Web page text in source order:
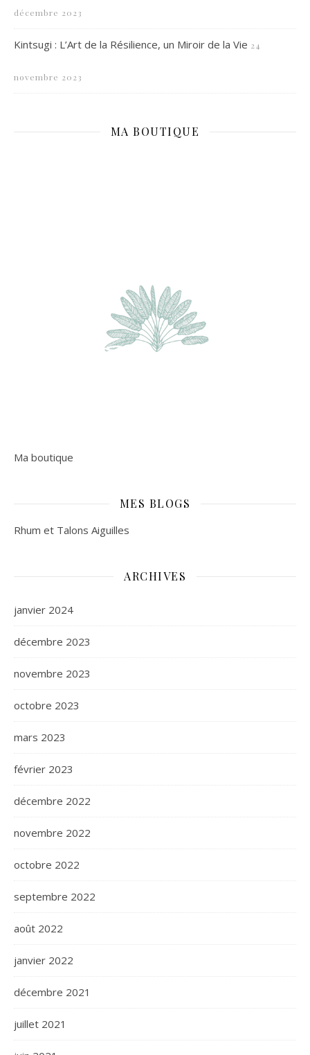
décembre 2023
Kintsugi : L’Art de la Résilience, un Miroir de la Vie 24
novembre 2023
MA BOUTIQUE
Ma boutique
MES BLOGS
Rhum et Talons Aiguilles
ARCHIVES
janvier 2024
décembre 2023
novembre 2023
octobre 2023
mars 2023
février 2023
décembre 2022
novembre 2022
octobre 2022
septembre 2022
août 2022
janvier 2022
décembre 2021
juillet 2021